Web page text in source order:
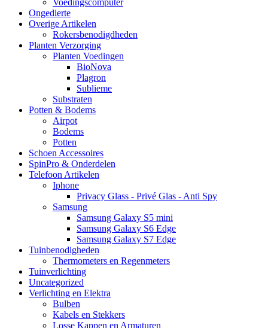
Ongedierte
Overige Artikelen
Rokersbenodigdheden
Planten Verzorging
Planten Voedingen
BioNova
Plagron
Sublieme
Substraten
Potten & Bodems
Airpot
Bodems
Potten
Schoen Accessoires
SpinPro & Onderdelen
Telefoon Artikelen
Iphone
Privacy Glass - Privé Glas - Anti Spy
Samsung
Samsung Galaxy S5 mini
Samsung Galaxy S6 Edge
Samsung Galaxy S7 Edge
Tuinbenodigheden
Thermometers en Regenmeters
Tuinverlichting
Uncategorized
Verlichting en Elektra
Bulben
Kabels en Stekkers
Losse Kappen en Armaturen